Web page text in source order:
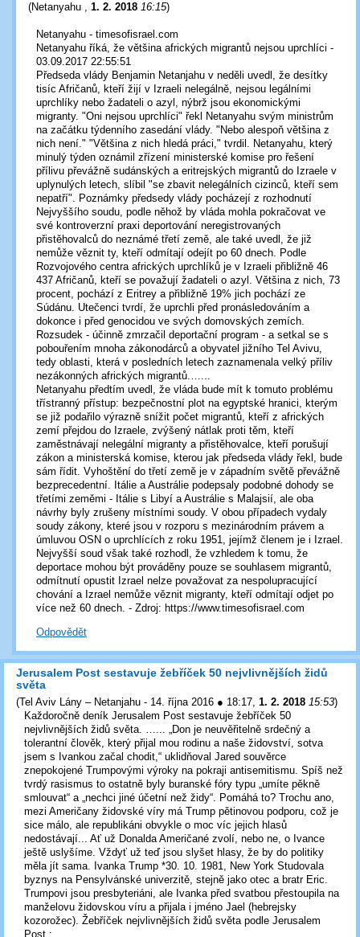
(Netanyahu , 1. 2. 2018 16:15)
Netanyahu - timesofisrael.com
Netanyahu říká, že většina afrických migrantů nejsou uprchlíci -
03.09.2017 22:55:51
Předseda vlády Benjamin Netanjahu v neděli uvedl, že desítky
tisíc Afričanů, kteří žijí v Izraeli nelegálně, nejsou legálními
uprchlíky nebo žadateli o azyl, nýbrž jsou ekonomickými
migranty. "Oni nejsou uprchlíci" řekl Netanyahu svým ministrům
na začátku týdenního zasedání vlády. "Nebo alespoň většina z
nich není." "Většina z nich hledá práci," tvrdil. Netanyahu, který
minulý týden oznámil zřízení ministerské komise pro řešení
přílivu převážně sudánských a eritrejských migrantů do Izraele v
uplynulých letech, slíbil "se zbavit nelegálních cizinců, kteří sem
nepatří". Poznámky předsedy vlády pocházejí z rozhodnutí
Nejvyššího soudu, podle něhož by vláda mohla pokračovat ve
své kontroverzní praxi deportování neregistrovaných
přistěhovalců do neznámé třetí země, ale také uvedl, že již
nemůže věznit ty, kteří odmítají odejít po 60 dnech. Podle
Rozvojového centra afrických uprchlíků je v Izraeli přibližně 46
437 Afričanů, kteří se považují žadateli o azyl. Většina z nich, 73
procent, pochází z Eritrey a přibližně 19% jich pochází ze
Súdánu. Utečenci tvrdí, že uprchli před pronásledováním a
dokonce i před genocidou ve svých domovských zemích.
Rozsudek - účinně zmrzačil deportační program - a setkal se s
pobouřením mnoha zákonodárců a obyvatel jižního Tel Avivu,
tedy oblasti, která v posledních letech zaznamenala velký příliv
nezákonných afrických migrantů.…...
Netanyahu předtím uvedl, že vláda bude mít k tomuto problému
třístranný přístup: bezpečnostní plot na egyptské hranici, kterým
se již podařilo výrazně snížit počet migrantů, kteří z afrických
zemí přejdou do Izraele, zvýšený nátlak proti těm, kteří
zaměstnávají nelegální migranty a přistěhovalce, kteří porušují
zákon a ministerská komise, kterou jak předseda vlády řekl, bude
sám řídit. Vyhoštění do třetí země je v západním světě převážně
bezprecedentní. Itálie a Austrálie podepsaly podobné dohody se
třetími zeměmi - Itálie s Libyí a Austrálie s Malajsií, ale oba
návrhy byly zrušeny místními soudy. V obou případech vydaly
soudy zákony, které jsou v rozporu s mezinárodním právem a
úmluvou OSN o uprchlících z roku 1951, jejímž členem je i Izrael.
Nejvyšší soud však také rozhodl, že vzhledem k tomu, že
deportace mohou být prováděny pouze se souhlasem migrantů,
odmítnutí opustit Izrael nelze považovat za nespolupracující
chování a Izrael nemůže věznit migranty, kteří odmítají odjet po
více než 60 dnech. - Zdroj: https://www.timesofisrael.com
Odpovědět
Jerusalem Post sestavuje žebříček 50 nejvlivnějších židů
světa
(Tel Aviv Lány – Netanjahu - 14. října 2016 ● 18:17, 1. 2. 2018 15:53)
Každoročně deník Jerusalem Post sestavuje žebříček 50
nejvlivnějších židů světa. …... „Don je neuvěřitelně srdečný a
tolerantní člověk, který přijal mou rodinu a naše židovství, sotva
jsem s Ivankou začal chodit,“ uklidňoval Jared souvěrce
znepokojené Trumpovými výroky na pokraji antisemitismu. Spíš než
tvrdý rasismus to ostatně byly buranské fóry typu „umíte pěkně
smlouvat“ a „nechci jiné účetní než židy“. Pomáhá to? Trochu ano,
mezi Američany židovské víry má Trump pětinovou podporu, což je
sice málo, ale republikáni obvykle o moc víc jejich hlasů
nedostávají... Ať už Donalda Američané zvolí, nebo ne, o Ivance
ještě uslyšíme. Vždyť už teď jsou slyšet hlasy, že by do politiky
měla jít sama. Ivanka Trump *30. 10. 1981, New York Studovala
byznys na Pensylvánské univerzitě, stejně jako otec a bratr Eric.
Trumpovi jsou presbyteriáni, ale Ivanka před svatbou přestoupila na
manželovu židovskou víru a přijala i jméno Jael (hebrejsky
kozorožec). Žebříček nejvlivnějších židů světa podle Jerusalem
Post :